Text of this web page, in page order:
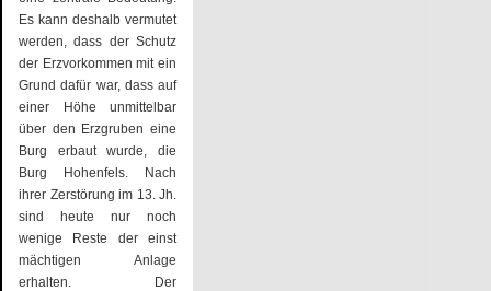
Es kann deshalb vermutet
werden, dass der Schutz
der Erzvorkommen mit ein
Grund dafür war, dass auf
einer Höhe unmittelbar
über den Erzgruben eine
Burg erbaut wurde, die
Burg Hohenfels. Nach
ihrer Zerstörung im 13. Jh.
sind heute nur noch
wenige Reste der einst
mächtigen Anlage
erhalten. Der